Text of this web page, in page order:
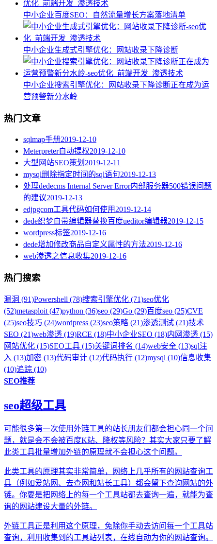
中小企业百度SEO：自然流量增长方案落地清单
中小企业生成式引擎优化：网站收录下降诊断
中小企业搜索引擎优化：网站收录下降诊断正在成为运
营预警新分水岭
热门文章
sqlmap手册2019-12-10
Meterpreter自动提权2019-12-10
大型网站SEO策划 2019-12-11
mysql删除指定时间的sql语句2019-12-13
处理dedecms Internal Server Error内部服务器500错误问题
的建议2019-12-13
edjpgcom工具代码如何使用 2019-12-14
dede织梦自带编辑器替换百度ueditor编辑器2019-12-15
wordpress标签2019-12-16
dede增加修改商品自定义属性的方法2019-12-16
web渗透之信息收集2019-12-16
热门搜索
漏洞 (91)Powershell (78)搜索引擎优化 (71)seo优化
(52)metasploit (47)python (36)seo (29)Go (29)百度seo (25)CVE
(25)seo技巧 (24)wordpress (23)seo策略 (21)渗透测试 (21)技术
SEO (21)web渗透 (19)RCE (18)中小企业SEO (18)内网渗透 (15)
网站优化 (15)SEO工具 (15)关键词排名 (14)web安全 (13)sql注
入 (13)加密 (13)代码审计 (12)代码执行 (12)mysql (10)信息收集
(10)追踪 (10)
SEO推荐
seo超级工具
可能很多第一次使用外链工具的站长朋友们都会担心同一个问
题，就是会不会被百度K站、降权等风险？其实大家只要了解
此类工具批量增加外链的原理就不会担心这个问题。
此类工具的原理其实非常简单，网络上几乎所有的网站查询工
具（例如爱站网、去查网和站长工具）都会留下查询网站的外
链。你要是把网络上的每一个工具站都去查询一遍，就能为查
询的网站建设大量的外链。
外链工具正是利用这个原理，免除你手动去访问每一个工具站
查询，利用收集到的工具站列表，在线自动为你的网站查询。